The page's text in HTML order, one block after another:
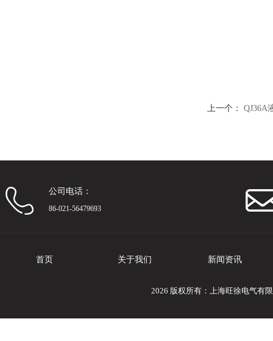
上一个： QJ36A
公司电话：
86-021-56479693
首页 关于我们 新闻资讯
2026 版权所有：上海旺徐电气有